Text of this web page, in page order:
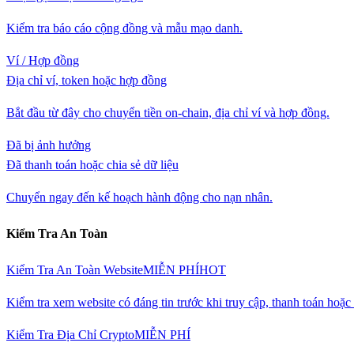
Kiểm tra báo cáo cộng đồng và mẫu mạo danh.
Ví / Hợp đồng
Địa chỉ ví, token hoặc hợp đồng
Bắt đầu từ đây cho chuyển tiền on-chain, địa chỉ ví và hợp đồng.
Đã bị ảnh hưởng
Đã thanh toán hoặc chia sẻ dữ liệu
Chuyển ngay đến kế hoạch hành động cho nạn nhân.
Kiểm Tra An Toàn
Kiểm Tra An Toàn WebsiteMIỄN PHÍHOT
Kiểm tra xem website có đáng tin trước khi truy cập, thanh toán
Kiểm Tra Địa Chỉ CryptoMIỄN PHÍ